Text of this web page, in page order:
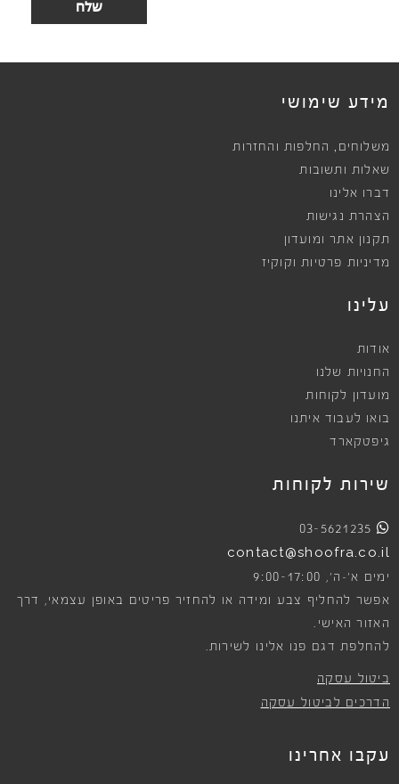
מידע שימושי
משלוחים , החלפות והחזרות
שאלות ותשובות
דברו אלינו
הצהרת נגישות
תקנון אתר ומועדון
מדיניות פרטיות וקוקיז
עלינו
אודות
החנויות שלנו
מועדון לקוחות
בואו לעבוד איתנו
גיפטקארד
שירות לקוחות
03-5621235
contact@shoofra.co.il
ימים א׳-ה׳, 9:00-17:00
אפשר להחליף צבע ומידה או להחזיר פריטים באופן עצמאי, דרך
האזור האישי.
להחלפת דגם פנו אלינו לשירות.
ביטול עסקה
הדרכים לביטול עסקה
עקבו אחרינו